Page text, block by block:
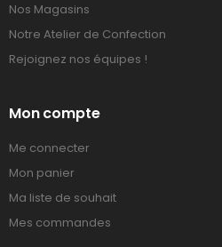
Nos Magasins
Notre Atelier de Confection
Rejoignez nos équipes !
Mon compte
Me connecter
Mon panier
Ma liste de souhait
Mes commandes